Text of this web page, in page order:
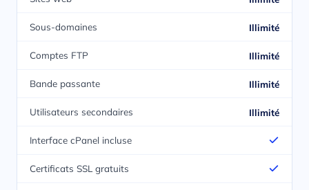
Sous-domaines Illimité
Comptes FTP Illimité
Bande passante Illimité
Utilisateurs secondaires Illimité
Interface cPanel incluse
Certificats SSL gratuits